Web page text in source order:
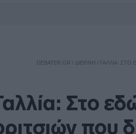
DEBATER.GR / ΔΙΕΘΝΗ / ΓΑΛΛΊΑ: ΣΤΟ
Στο
που